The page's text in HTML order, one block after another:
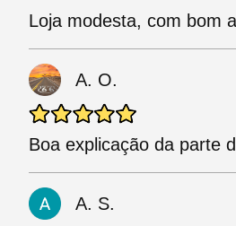
Loja modesta, com bom
A. O.
Boa explicação da parte
A. S.